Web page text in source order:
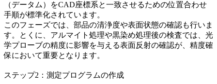
（データム）をCAD座標系と一致させるための位置合わせ
手順が標準化されています。
このフェーズでは、部品の清浄度や表面状態の確認も行いま
す。とくに、 アルマイト処理や黒染め処理後の検査では、光
学プローブの精度に影響を与える表面反射の確認が、精度確
保において重要となります。
ステップ2：測定プログラムの作成